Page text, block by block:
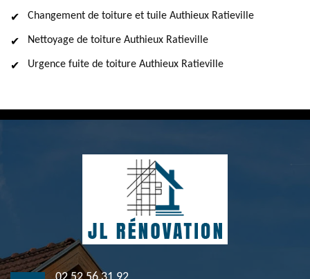
Changement de toiture et tuile Authieux Ratieville
Nettoyage de toiture Authieux Ratieville
Urgence fuite de toiture Authieux Ratieville